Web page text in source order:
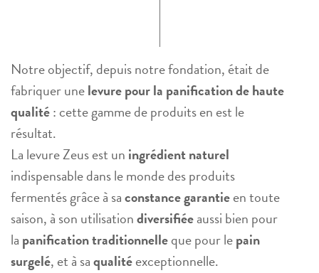
Notre objectif, depuis notre fondation, était de
fabriquer unelevure pour la panification de haute
qualité: cette gamme de produits en est le
résultat.
La levure Zeus est un ingrédient naturel
indispensable dans le monde des produits
fermentés grâce à saconstance garantieen toute
saison, à son utilisationdiversifiéeaussi bien pour
la panification traditionnelleque pour lepain
surgelé, et à saqualitéexceptionnelle.